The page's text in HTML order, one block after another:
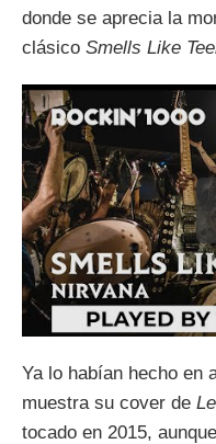
donde se aprecia la
clásico Smells Like
Ya lo habían hecho en
muestra su cover de
tocado en 2015,